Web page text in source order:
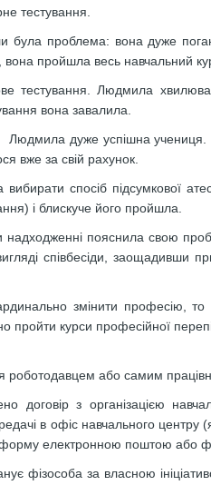
тестування.
була проблема: вона дуже
пройшла весь навчальний
тестування. Людмила
вона завалила.
Людмила дуже успішна
вже за свій рахунок.
спосіб підсумкової
і блискуче його пройшла.
пояснила свою
співбесіди,
змінити професію, то
пройти курси професійної
роботодавцем або самим
договір з організацією
в офіс навчального центру
електронною поштою або
фізособа за власною